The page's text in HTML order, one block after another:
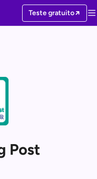
Teste gratuito
Post